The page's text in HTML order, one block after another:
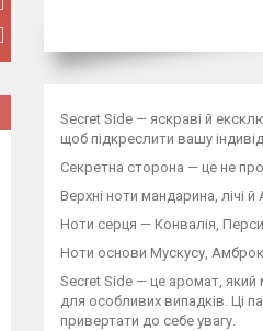
Secret Side — яскраві й
щоб підкреслити вашу
Секретна сторона — це не
Верхні ноти мандарина, лічі
Ноти серця — Конвалія,
Ноти основи Мускусу,
Secret Side — це аромат, який
для особливих випадків. Ці
привертати до себе увагу.